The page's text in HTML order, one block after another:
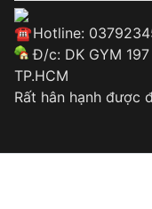
Hotline:
Đ/c: DK GYM 197
TP.HCM
Rất hân hạnh được